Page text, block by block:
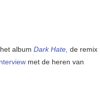
album Dark Hate, de remix
met de heren van